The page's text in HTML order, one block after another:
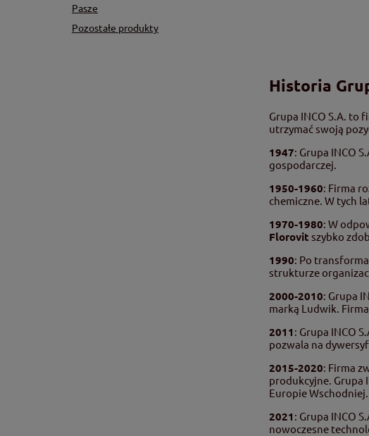
Pasze
Pozostałe produkty
Historia
Grupa INCO S.A. to
utrzymać swoją
1947: Grupa INCO
gospodarczej.
1950-1960: Firma
chemiczne. W tych
1970-1980: W
Florovit szybko
1990: Po
strukturze
2000-2010: Grupa
marką Ludwik.
2011 : Grupa INCO
pozwala na
2015-2020: Firma
produkcyjne. Grupa
Europie Wschodniej.
2021 : Grupa INCO
nowoczesne